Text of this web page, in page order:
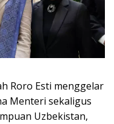
Roro Esti menggelar
Menteri sekaligus
Uzbekistan,